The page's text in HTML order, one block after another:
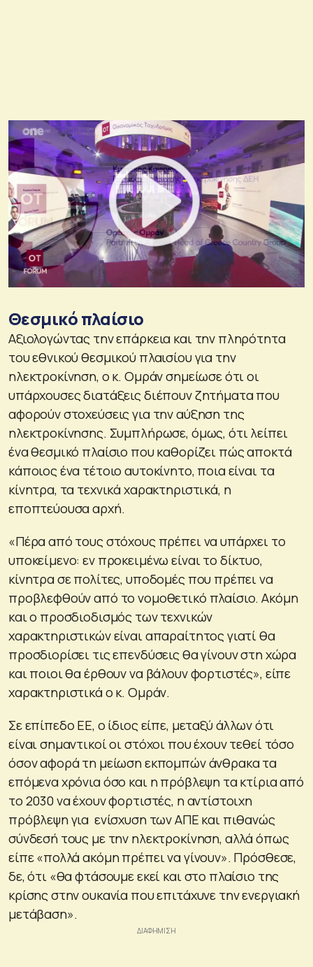
Θεσμικό πλαίσιο
Αξιολογώντας την επάρκεια και την πληρότητα
του εθνικού θεσμικού πλαισίου για την
ηλεκτροκίνηση, ο κ. Ομράν σημείωσε ότι οι
υπάρχουσες διατάξεις διέπουν ζητήματα που
αφορούν στοχεύσεις για την αύξηση της
ηλεκτροκίνησης. Συμπλήρωσε, όμως, ότι λείπει
ένα θεσμικό πλαίσιο που καθορίζει πώς αποκτά
κάποιος ένα τέτοιο αυτοκίνητο, ποια είναι τα
κίνητρα, τα τεχνικά χαρακτηριστικά, η
εποπτεύουσα αρχή.
«Πέρα από τους στόχους πρέπει να υπάρχει το
υποκείμενο: εν προκειμένω είναι το δίκτυο,
κίνητρα σε πολίτες, υποδομές που πρέπει να
προβλεφθούν από το νομοθετικό πλαίσιο. Ακόμη
και ο προσδιοδισμός των τεχνικών
χαρακτηριστικών είναι απαραίτητος γιατί θα
προσδιορίσει τις επενδύσεις θα γίνουν στη χώρα
και ποιοι θα έρθουν να βάλουν φορτιστές», είπε
χαρακτηριστικά ο κ. Ομράν.
Σε επίπεδο ΕΕ, ο ίδιος είπε, μεταξύ άλλων ότι
είναι σημαντικοί οι στόχοι που έχουν τεθεί τόσο
όσον αφορά τη μείωση εκπομπών άνθρακα τα
επόμενα χρόνια όσο και η πρόβλεψη τα κτίρια από
το 2030 να έχουν φορτιστές, η αντίστοιχη
πρόβλεψη για ενίσχυση των ΑΠΕ και πιθανώς
σύνδεσή τους με την ηλεκτροκίνηση, αλλά όπως
είπε «πολλά ακόμη πρέπει να γίνουν». Πρόσθεσε,
δε, ότι «θα φτάσουμε εκεί και στο πλαίσιο της
κρίσης στην ουκανία που επιτάχυνε την ενεργιακή
μετάβαση».